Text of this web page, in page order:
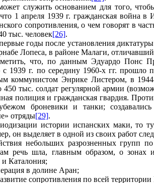
служить основанием для того,
1 апреля 1939 г. гражданская война
сопротивления, о чем говорят в
тыс. человек[26].
годы после установления
Лопеса, в районе Малаги,
что, по данным Эдуардо Понс
1939 г. по середину 1960-х гг. прошло
коммунистом Энрике Листером, в
тыс. солдат регулярной армии
полиция и гражданская гвардия.
броневики и танки;
отряды[29].
истории испанских маки, то
он выделяет в одной из своих работ
небольших разрозненных групп
речь шла, главным образом, о
Каталония;
в долине Аран;
сопротивления по всей